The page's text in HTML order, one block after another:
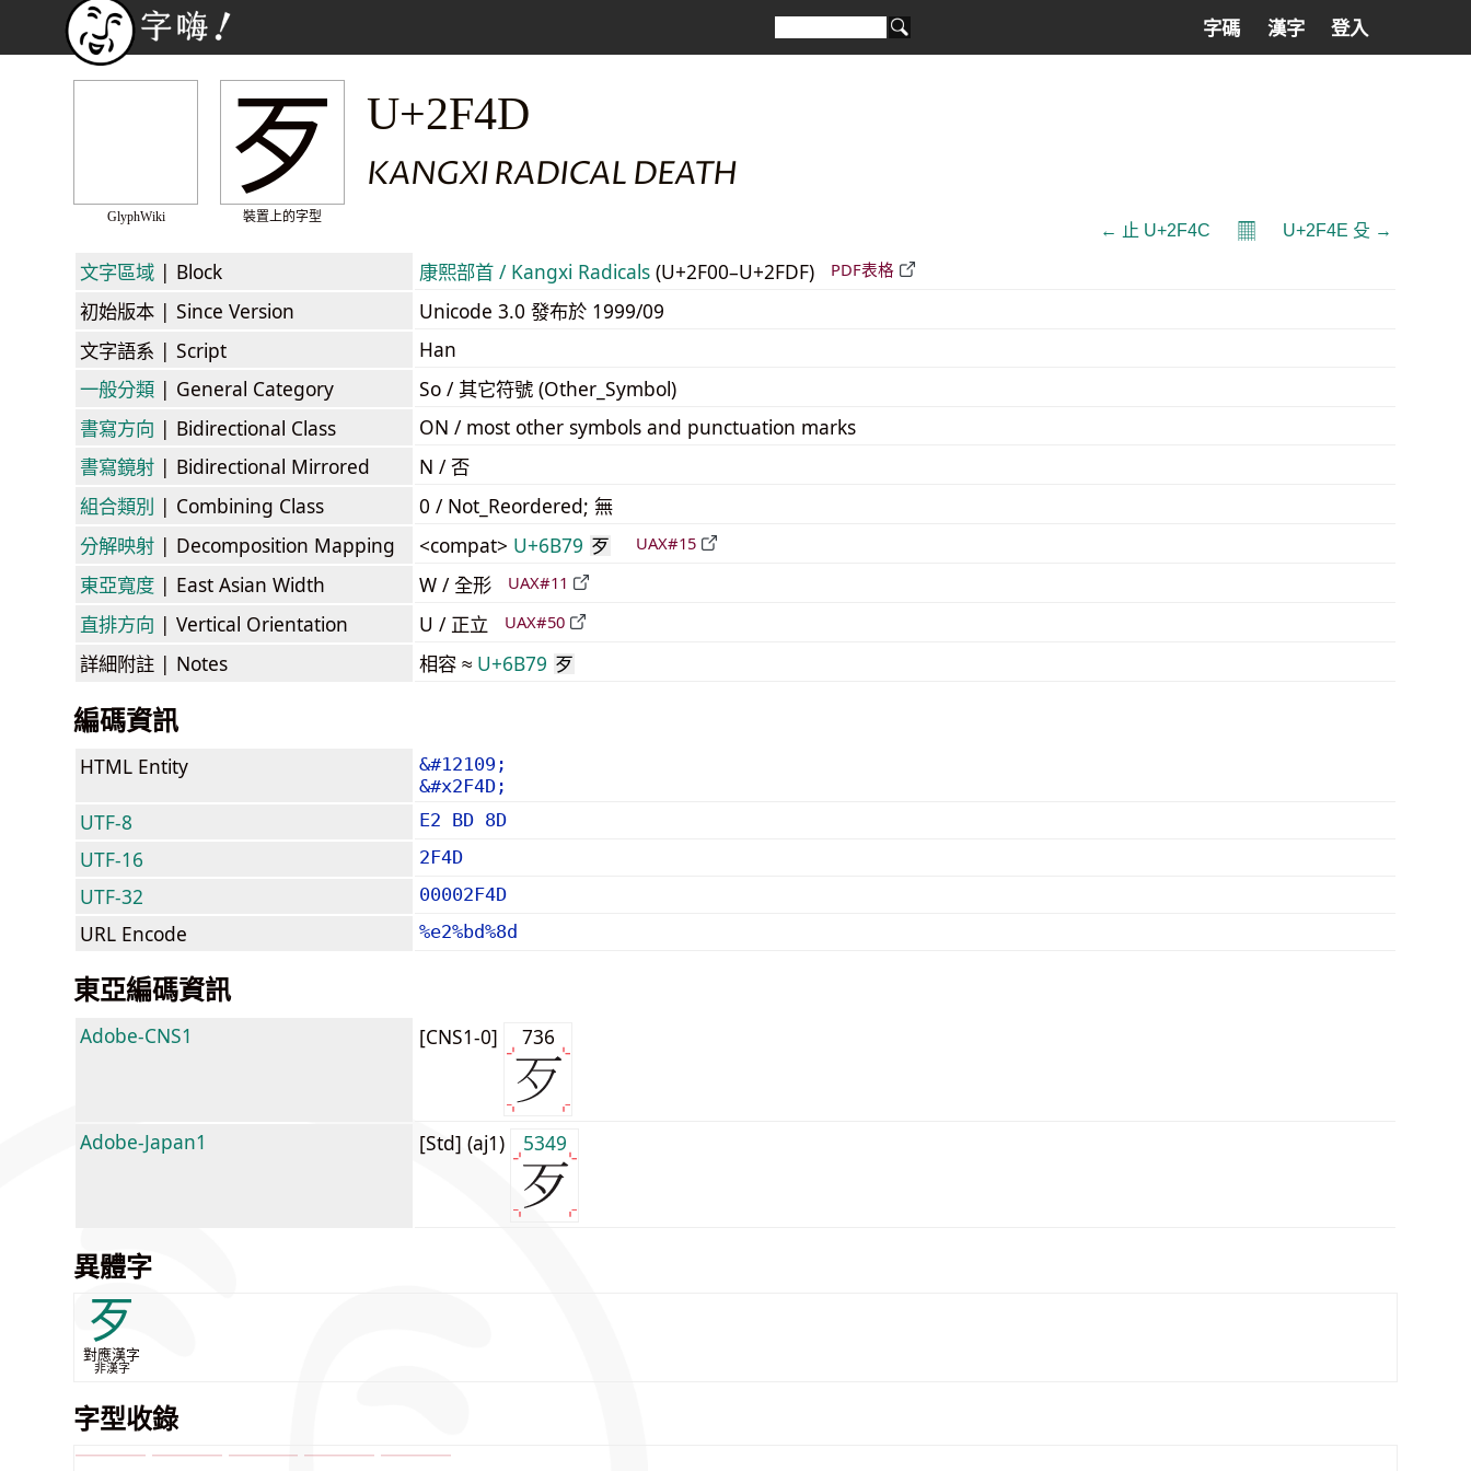
字碼 漢字 登入
GlyphWiki
⽍
裝置上的字型
U+2F4D
KANGXI RADICAL DEATH
← ⽌ U+2F4C 𝄜 U+2F4E ⽎ →
文字區域 | Block 康熙部首 / Kangxi Radicals (U+2F00–U+2FDF) PDF表格
初始版本 | Since Version
Unicode 3.0 發布於 1999/09
文字語系 | Script
Han
一般分類 | General Category
So / 其它符號 (Other_Symbol)
書寫方向 | Bidirectional Class
ON / most other symbols and punctuation marks
書寫鏡射 | Bidirectional Mirrored
N / 否
組合類別 | Combining Class
0 / Not_Reordered; 無
分解映射 | Decomposition Mapping <compat> U+6B79 歹 UAX#15
東亞寬度 | East Asian Width W / 全形 UAX#11
直排方向 | Vertical Orientation U / 正立 UAX#50
詳細附註 | Notes 相容 ≈ U+6B79 歹
編碼資訊
HTML Entity
&#12109;
&#x2F4D;
UTF-8 E2 BD 8D
UTF-16 2F4D
UTF-32 00002F4D
URL Encode %e2%bd%8d
東亞編碼資訊
Adobe-CNS1 [CNS1-0] 736
Adobe-Japan1 [Std] (aj1) 5349
異體字
歹
對應漢字
非漢字
字型收錄